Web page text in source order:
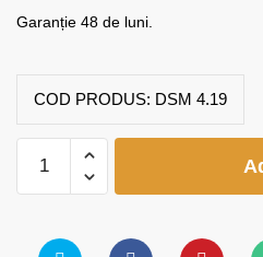
Garanție 48 de luni.
COD PRODUS: DSM 4.19
metalic